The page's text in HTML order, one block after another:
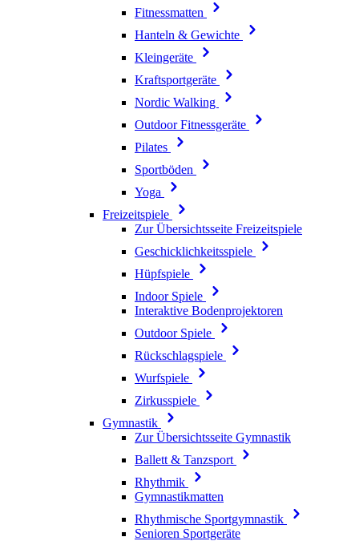
Fitnessmatten
Hanteln & Gewichte
Kleingeräte
Kraftsportgeräte
Nordic Walking
Outdoor Fitnessgeräte
Pilates
Sportböden
Yoga
Freizeitspiele
Zur Übersichtsseite Freizeitspiele
Geschicklichkeitsspiele
Hüpfspiele
Indoor Spiele
Interaktive Bodenprojektoren
Outdoor Spiele
Rückschlagspiele
Wurfspiele
Zirkusspiele
Gymnastik
Zur Übersichtsseite Gymnastik
Ballett & Tanzsport
Rhythmik
Gymnastikmatten
Rhythmische Sportgymnastik
Senioren Sportgeräte